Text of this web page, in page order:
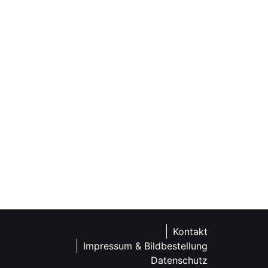
Kontakt
Impressum & Bildbestellung
Datenschutz